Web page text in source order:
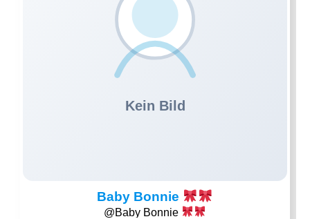
Baby Bonnie
@Baby Bonnie